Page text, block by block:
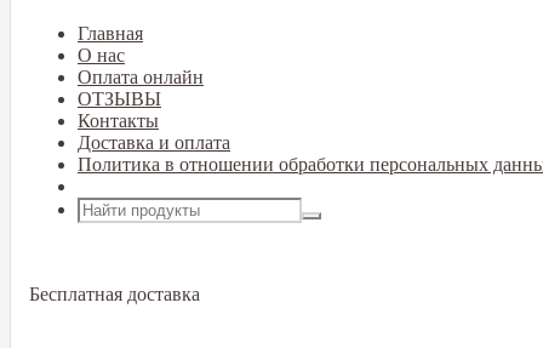
Главная
О нас
Оплата онлайн
ОТЗЫВЫ
Контакты
Доставка и оплата
Политика в отношении обработки персональных
Бесплатная доставка